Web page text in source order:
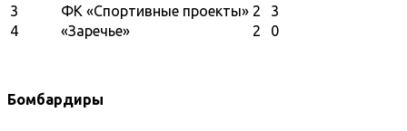
3
ФК «Спортивные проекты» 2
3
4
«Заречье» 2 0
Бомбардиры